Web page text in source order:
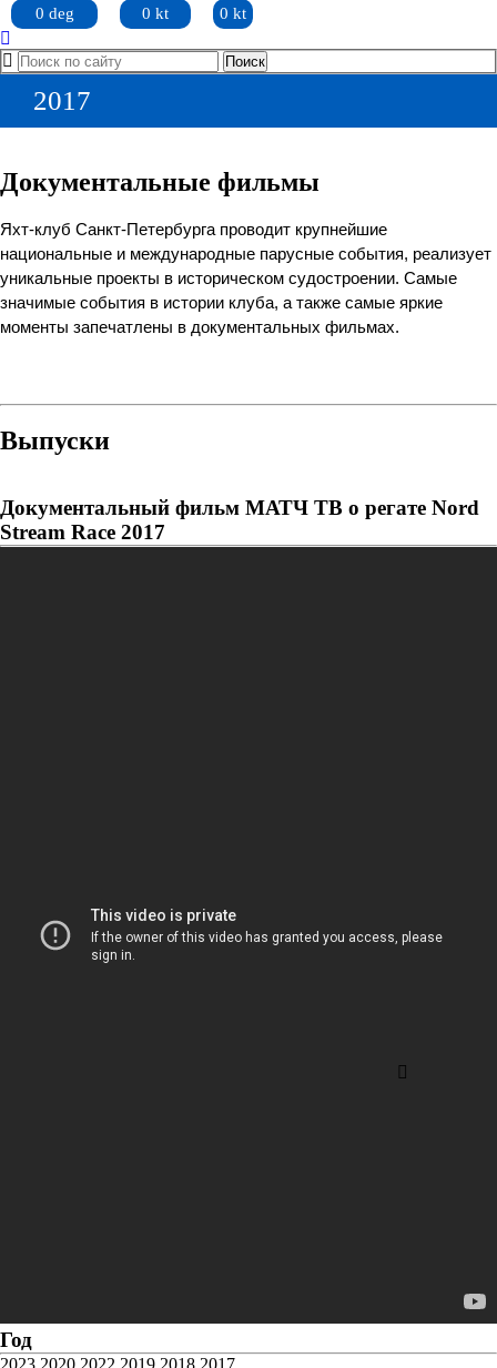
0 deg 0 kt 0 kt
2017
Документальные фильмы
Яхт-клуб Санкт-Петербурга проводит крупнейшие
национальные и международные парусные события, реализует
уникальные проекты в историческом судостроении. Самые
значимые события в истории клуба, а также самые яркие
моменты запечатлены в документальных фильмах.
Выпуски
Документальный фильм МАТЧ ТВ о регате Nord
Stream Race 2017
Год
2023 2020 2022 2019 2018 2017